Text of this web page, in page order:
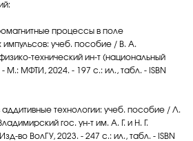
процессы в поле
импульсов: учеб. пособие / В. А.
технический ин-т (национальный
М.: МФТИ, 2024. - 197 с.: ил., табл. - ISBN
аддитивные технологии: учеб. пособие / Л.
гос. ун-т им. А. Г. и Н. Г.
во ВолГУ, 2023. - 247 с.: ил., табл. - ISBN